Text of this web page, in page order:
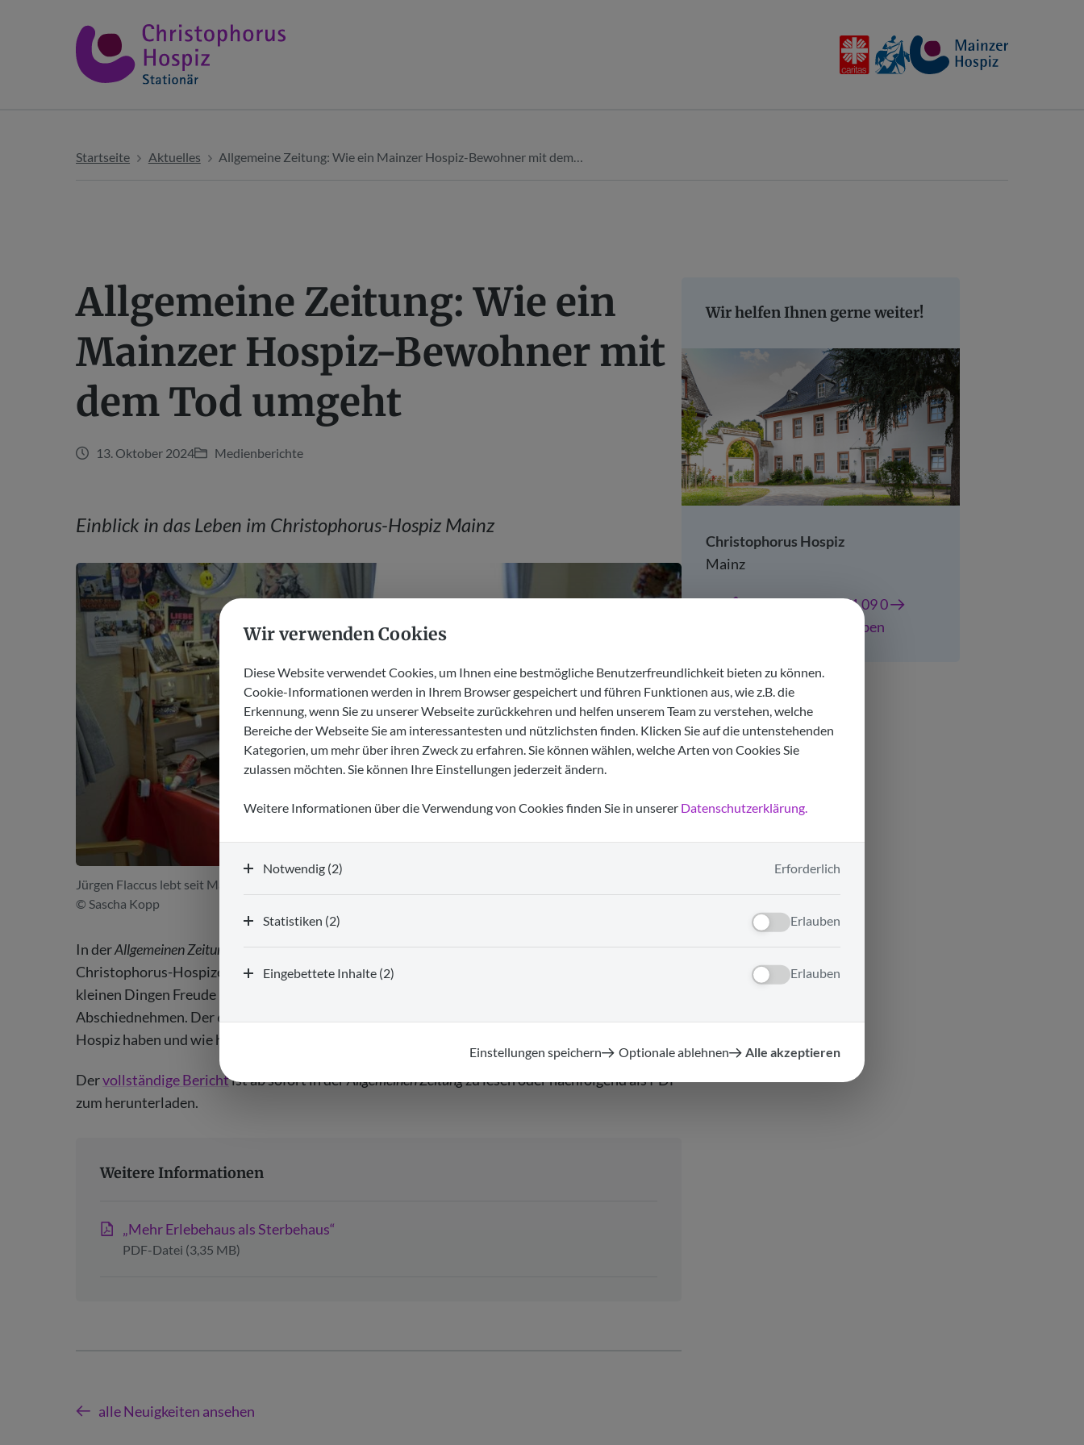
Startseite Aktuelles Allgemeine Zeitung: Wie ein Mainzer Hospiz-Bewohner mit dem…
Allgemeine Zeitung: Wie ein
Mainzer Hospiz-Bewohner mit
dem Tod umgeht
13. Oktober 2024 Medienberichte
Einblick in das Leben im Christophorus-Hospiz Mainz
Jürgen Flaccus lebt seit Mai dieses Jahres im Christophorus-Hospiz in Mainz-Drais.
© Sascha Kopp
In derAllgemeinen Zeitung
wird das Leben von Jürgen Flaccus, einem Bewohner des
Christophorus-Hospizes in Mainz, vorgestellt. Obwohl Flaccus todkrank ist, findet er in vielen
kleinen Dingen Freude und zeigt, dass der Alltag im Hospiz weit mehr bedeutet als
Abschiednehmen. Der 63-Jährige spricht darüber, warum viele Menschen ein falsches Bild vom
Hospiz haben und wie hier Lebensqualität und Würde im Mittelpunkt stehen.
Dervollständige Berichtist ab sofort in derAllgemeinen Zeitungzu lesen oder nachfolgend als PDF
zum herunterladen.
Weitere Informationen
„Mehr Erlebehaus als Sterbehaus“
PDF-Datei (3,35 MB)
alle Neuigkeiten ansehen
Wir helfen Ihnen gerne weiter!
Christophorus Hospiz
Mainz
+49 (0) 6131 971 09 0
E-Mail schreiben
alle Neuigkeiten ansehen
Wir verwenden Cookies
Diese Website verwendet Cookies, um Ihnen eine bestmögliche Benutzerfreundlichkeit bieten zu können.
Cookie-Informationen werden in Ihrem Browser gespeichert und führen Funktionen aus, wie z.B. die
Erkennung, wenn Sie zu unserer Webseite zurückkehren und helfen unserem Team zu verstehen, welche
Bereiche der Webseite Sie am interessantesten und nützlichsten finden. Klicken Sie auf die untenstehenden
Kategorien, um mehr über ihren Zweck zu erfahren. Sie können wählen, welche Arten von Cookies Sie
zulassen möchten. Sie können Ihre Einstellungen jederzeit ändern.
Weitere Informationen über die Verwendung von Cookies finden Sie in unserer Datenschutzerklärung.
Notwendig (2) Erforderlich
Statistiken (2) Erlauben
Eingebettete Inhalte (2) Erlauben
Einstellungen speichern Optionale ablehnen Alle akzeptieren